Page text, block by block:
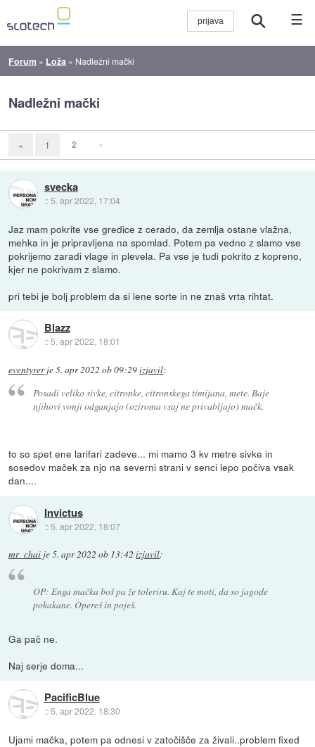
☰
Forum » Loža » Nadležni mački
Nadležni mački
« 1 2 »
svecka
:: 5. apr 2022, 17:04
Jaz mam pokrite vse gredice z cerado, da zemlja ostane vlažna,
mehka in je pripravljena na spomlad. Potem pa vedno z slamo vse
pokrijemo zaradi vlage in plevela. Pa vse je tudi pokrito z kopreno,
kjer ne pokrivam z slamo.
pri tebi je bolj problem da si lene sorte in ne znaš vrta rihtat.
Blazz
::5. apr 2022, 18:01
eventyrerje5. apr 2022 ob 09:29izjavil:
Posadi veliko sivke, citronke, citronskega timijana, mete. Baje
njihovi vonji odganjajo (oziroma vsaj ne privabljajo) mačk.
to so spet ene larifari zadeve... mi mamo 3 kv metre sivke in
sosedov maček za njo na severni strani v senci lepo počiva vsak
dan....
Invictus
:: 5. apr 2022, 18:07
mr_chai je5. apr 2022 ob 13:42 izjavil:
OP: Enga mačka boš pa že toleriru. Kaj te moti, da so jagode
pokakane. Opereš in poješ.
Ga pač ne.
Naj serje doma...
PacificBlue
::5. apr 2022, 18:30
Ujami mačka, potem pa odnesi v zatočišče za živali..problem fixed